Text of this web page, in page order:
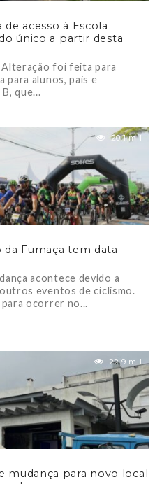
acesso à Escola
único a partir desta
Alteração foi feita para
para alunos, pais e
que...
20.1 mil
Fumaça tem data
acontece devido a
eventos de ciclismo.
ocorrer no...
22.9 mil
mudança para novo local